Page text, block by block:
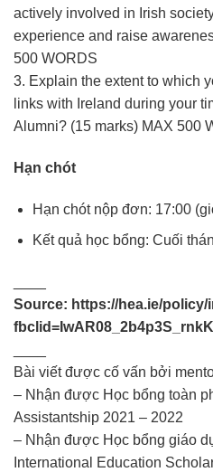
actively involved in Irish
experience and raise
500 WORDS
3. Explain the extent to which
links with Ireland during your
Alumni? (15 marks) MAX 500
Hạn chót
Hạn chót nộp đơn: 17:00
Kết quả học bổng: Cuối
Source: https://hea.ie/
Bài viết được cố vấn bởi
– Nhận được Học bổng toàn
Assistantship 2021 – 2022
– Nhận được Học bổng giáo
International Education